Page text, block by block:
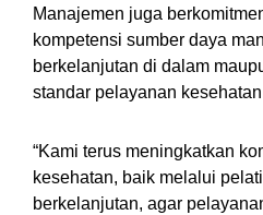
Manajemen juga
kompetensi sumber daya
berkelanjutan di dalam
standar pelayanan
“Kami terus meningkatkan
kesehatan, baik melalui
berkelanjutan, agar